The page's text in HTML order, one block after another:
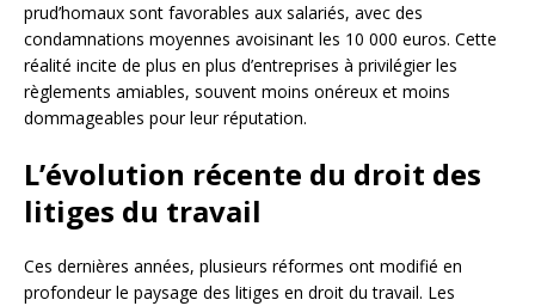
prud’homaux sont favorables aux salariés, avec des
condamnations moyennes avoisinant les 10 000 euros. Cette
réalité incite de plus en plus d’entreprises à privilégier les
règlements amiables, souvent moins onéreux et moins
dommageables pour leur réputation.
L’évolution récente du droit des
litiges du travail
Ces dernières années, plusieurs réformes ont modifié en
profondeur le paysage des litiges en droit du travail. Les